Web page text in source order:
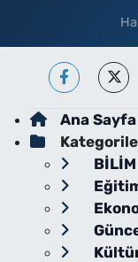
Ana Sayfa